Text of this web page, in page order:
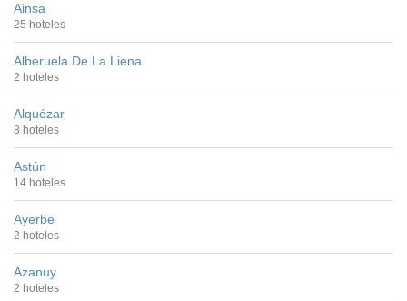
Ainsa
25 hoteles
Alberuela De La Liena
2 hoteles
Alquézar
8 hoteles
Astún
14 hoteles
Ayerbe
2 hoteles
Azanuy
2 hoteles